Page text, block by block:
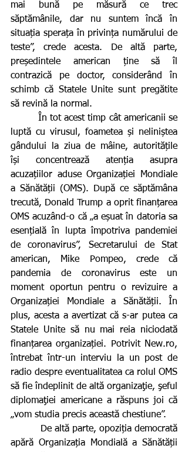
mai bună pe măsură ce trec
săptămânile, dar nu suntem încă în
situația sperața în privința numărului de
teste”, crede acesta. De altă parte,
președintele american ține să îl
contrazică pe doctor, considerând în
schimb că Statele Unite sunt pregătite
să revină la normal.
luptă cu virusul, foametea și neliniștea
gândului la ziua de mâine, autoritățile
își concentrează atenția asupra
acuzațiilor aduse Organizației Mondiale
a Sănătății (OMS). După ce săptămâna
trecută, Donald Trump a oprit finanțarea
OMS acuzând-o că „a eșuat în datoria sa
esențială în lupta împotriva pandemiei
de coronavirus”, Secretarului de Stat
american, Mike Pompeo, crede că
pandemia de coronavirus este un
moment oportun pentru o revizuire a
Organizației Mondiale a Sănătății. În
plus, acesta a avertizat că s-ar putea ca
Statele Unite să nu mai reia niciodată
finanțarea organizației. Potrivit New.ro,
întrebat într-un interviu la un post de
radio despre eventualitatea ca rolul OMS
să fie îndeplinit de altă organizaţie, şeful
diplomaţiei americane a răspuns joi că
„vom studia precis această chestiune”.
apără Organizația Mondială a Sănătății